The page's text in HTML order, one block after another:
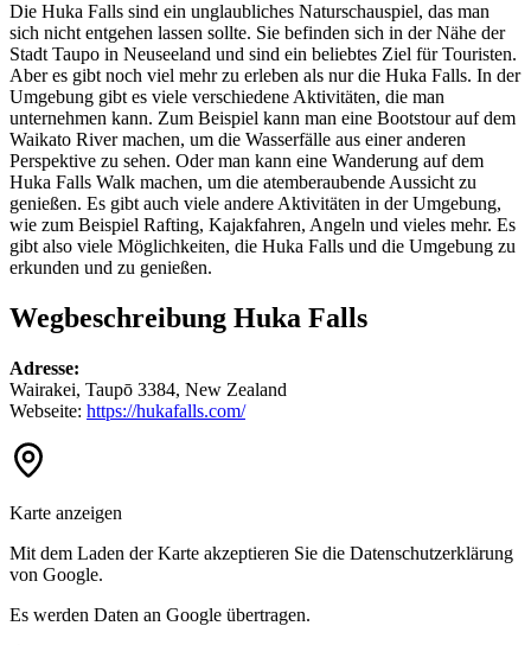
Die Huka Falls sind ein unglaubliches Naturschauspiel, das man
sich nicht entgehen lassen sollte. Sie befinden sich in der Nähe der
Stadt Taupo in Neuseeland und sind ein beliebtes Ziel für Touristen.
Aber es gibt noch viel mehr zu erleben als nur die Huka Falls. In der
Umgebung gibt es viele verschiedene Aktivitäten, die man
unternehmen kann. Zum Beispiel kann man eine Bootstour auf dem
Waikato River machen, um die Wasserfälle aus einer anderen
Perspektive zu sehen. Oder man kann eine Wanderung auf dem
Huka Falls Walk machen, um die atemberaubende Aussicht zu
genießen. Es gibt auch viele andere Aktivitäten in der Umgebung,
wie zum Beispiel Rafting, Kajakfahren, Angeln und vieles mehr. Es
gibt also viele Möglichkeiten, die Huka Falls und die Umgebung zu
erkunden und zu genießen.
Wegbeschreibung Huka Falls
Adresse:
Wairakei, Taupō 3384, New Zealand
Webseite: https://hukafalls.com/
Karte anzeigen
Mit dem Laden der Karte akzeptieren Sie die Datenschutzerklärung
von Google.
Es werden Daten an Google übertragen.